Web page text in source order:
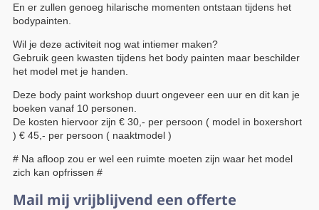
En er zullen genoeg hilarische momenten ontstaan tijdens het
bodypainten.
Wil je deze activiteit nog wat intiemer maken?
Gebruik geen kwasten tijdens het body painten maar beschilder
het model met je handen.
Deze body paint workshop duurt ongeveer een uur en dit kan je
boeken vanaf 10 personen.
De kosten hiervoor zijn € 30,- per persoon ( model in boxershort
) € 45,- per persoon ( naaktmodel )
# Na afloop zou er wel een ruimte moeten zijn waar het model
zich kan opfrissen #
Mail mij vrijblijvend een offerte